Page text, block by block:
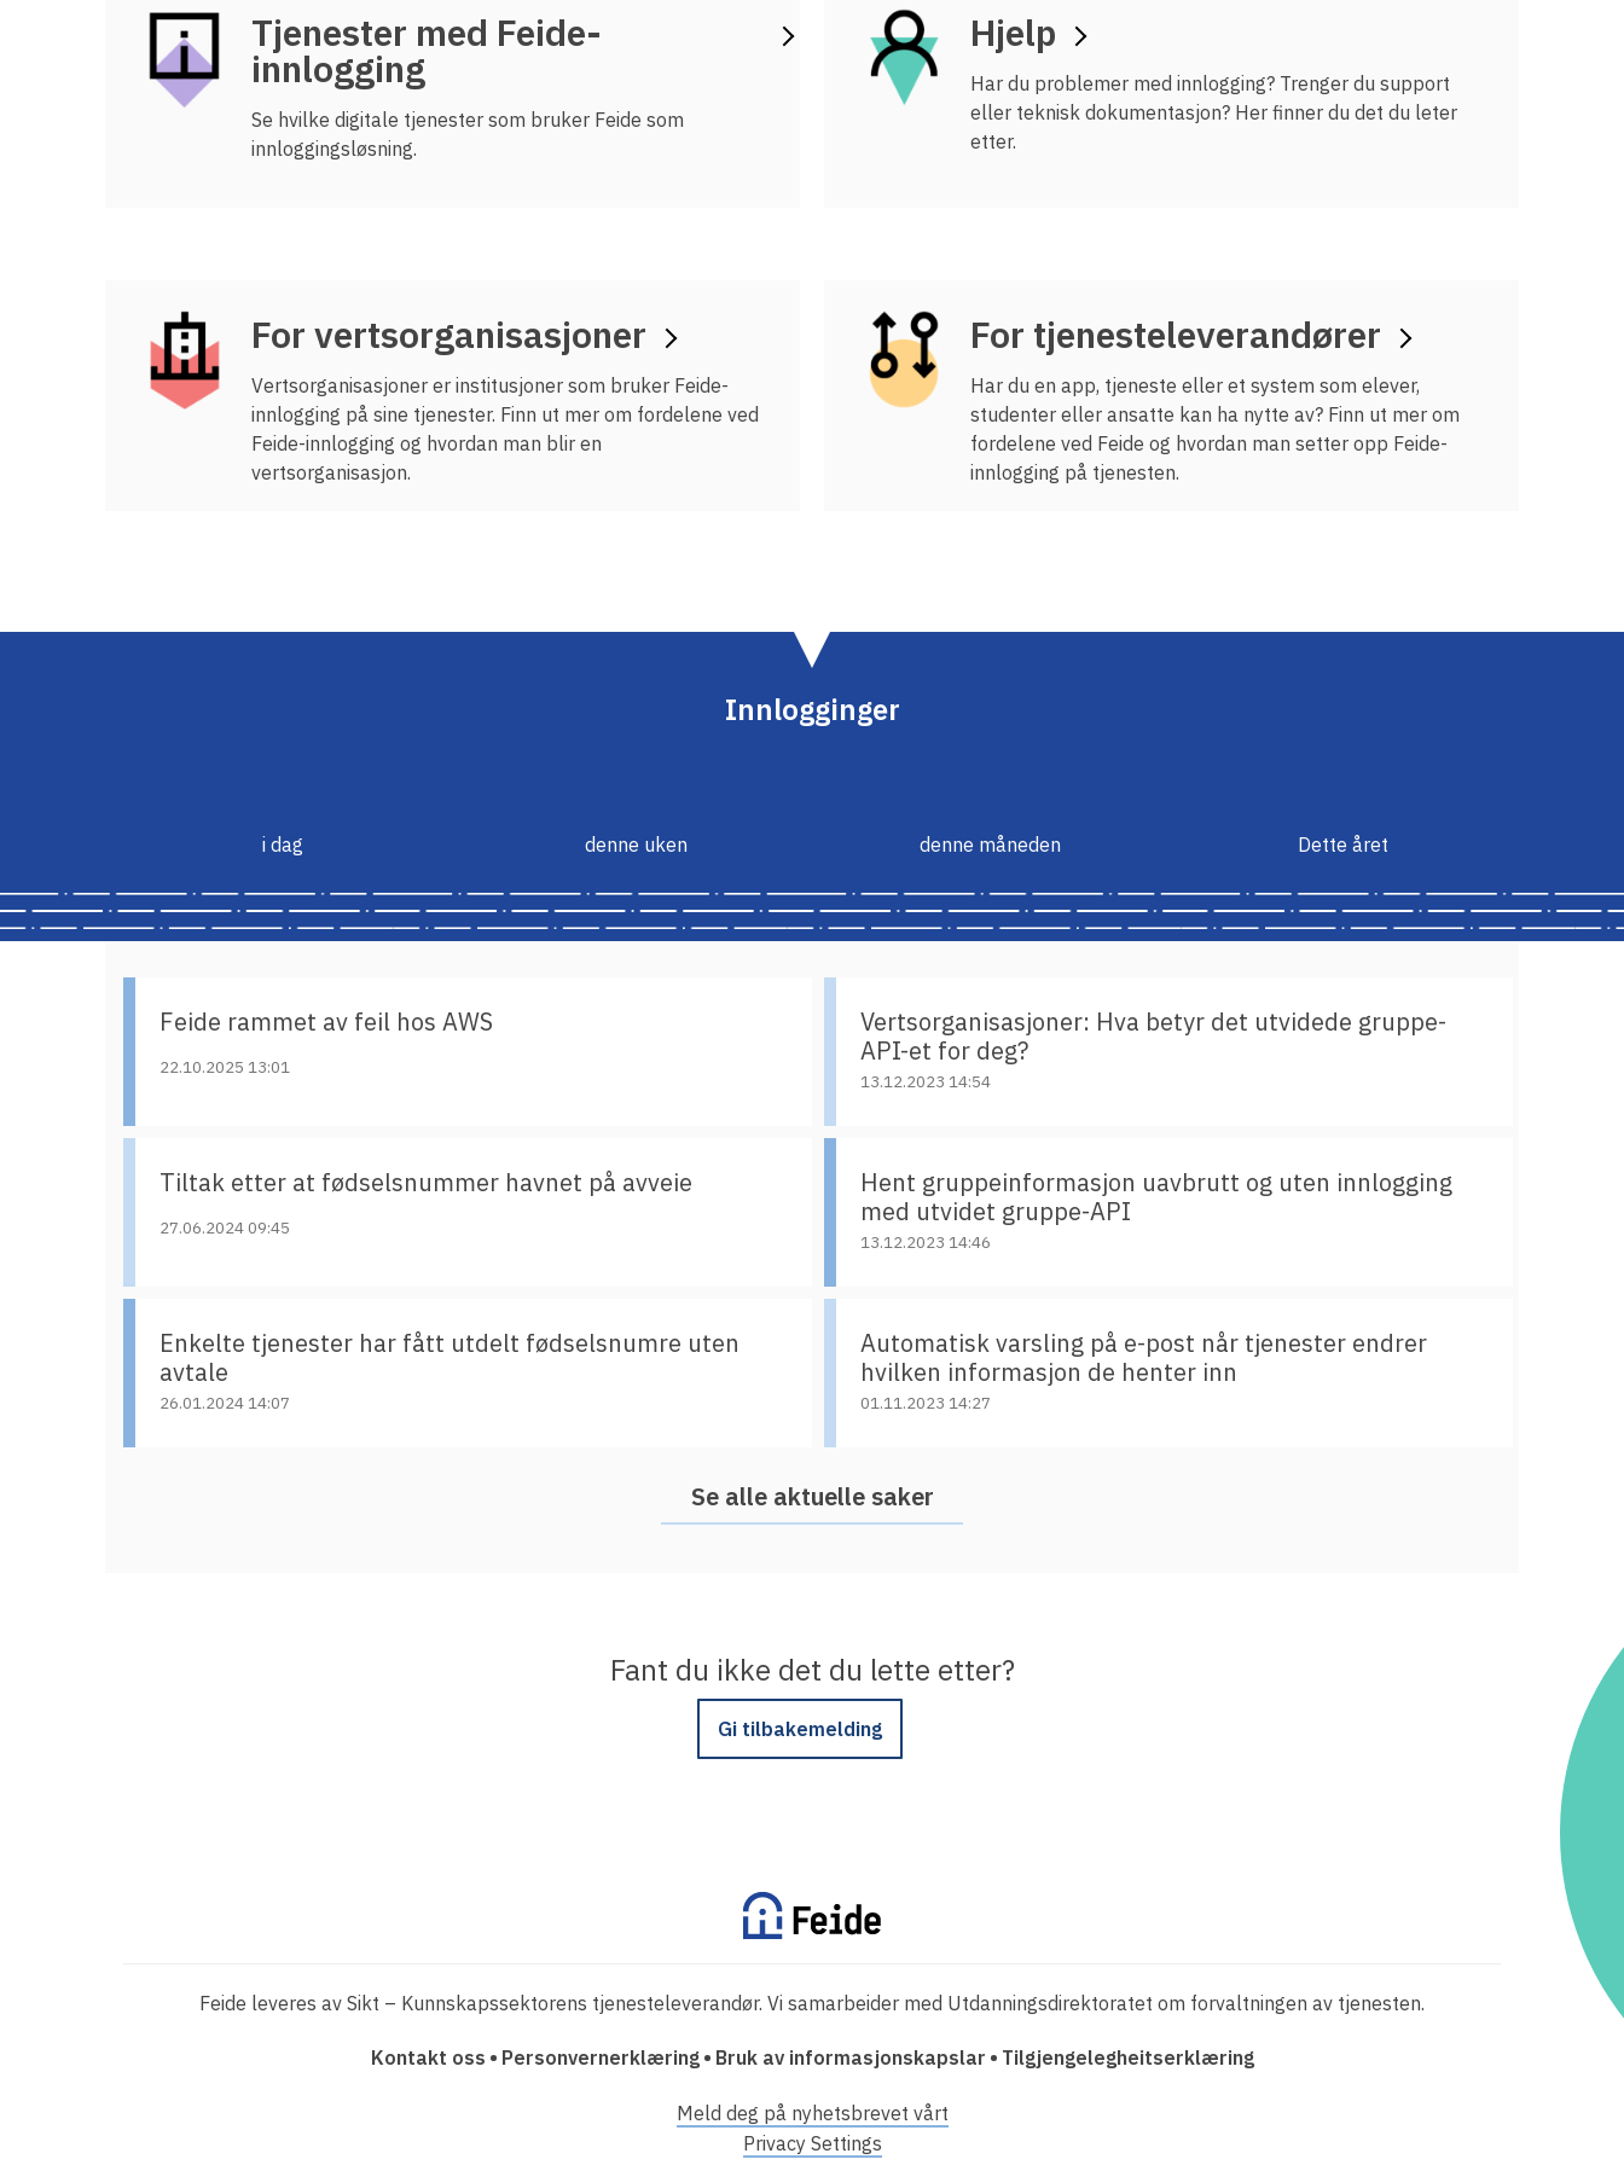
Innføring av Feide
Prisar for vertsorganisasjonar
Datadeling
Datakvalitet
Integrere tjeneste med Feide
Legg inn informasjon om tjenesten i
tilgjengelighetserklæring
Tjenester med Feide-
innlogging
Se hvilke digitale tjenester som bruker Feide som
innloggingsløsning.
Hjelp
Har du problemer med innlogging? Trenger du support
eller teknisk dokumentasjon? Her finner du det du leter
etter.
For vertsorganisasjoner
Vertsorganisasjoner er institusjoner som bruker Feide-
innlogging på sine tjenester. Finn ut mer om fordelene ved
Feide-innlogging og hvordan man blir en
vertsorganisasjon.
For tjenesteleverandører
Har du en app, tjeneste eller et system som elever,
studenter eller ansatte kan ha nytte av? Finn ut mer om
fordelene ved Feide og hvordan man setter opp Feide-
innlogging på tjenesten.
Innlogginger
i dag denne uken denne måneden Dette året
Feide rammet av feil hos AWS
22.10.2025 13:01
Tiltak etter at fødselsnummer havnet på avveie
27.06.2024 09:45
Enkelte tjenester har fått utdelt fødselsnumre uten
avtale
26.01.2024 14:07
Vertsorganisasjoner: Hva betyr det utvidede gruppe-
API-et for deg?
13.12.2023 14:54
Hent gruppeinformasjon uavbrutt og uten innlogging
med utvidet gruppe-API
13.12.2023 14:46
Automatisk varsling på e-post når tjenester endrer
hvilken informasjon de henter inn
01.11.2023 14:27
Se alle aktuelle saker
Fant du ikke det du lette etter?
Gi tilbakemelding
Feide leveres av Sikt – Kunnskapssektorens tjenesteleverandør. Vi samarbeider med Utdanningsdirektoratet om forvaltningen av tjenesten.
Kontakt oss Personvernerklæring Bruk av informasjonskapslar Tilgjengelegheitserklæring
Meld deg på nyhetsbrevet vårt
Privacy Settings